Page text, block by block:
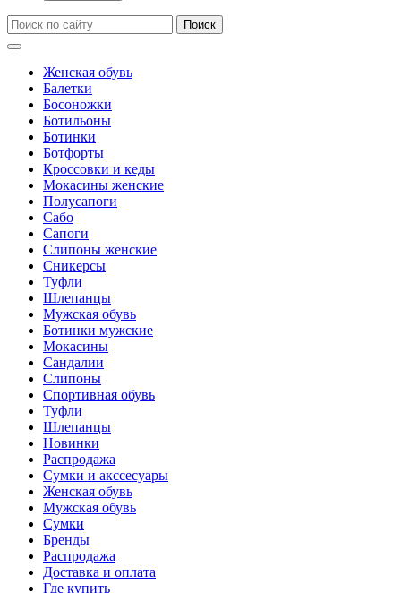
Женская обувь
Балетки
Босоножки
Ботильоны
Ботинки
Ботфорты
Кроссовки и кеды
Мокасины женские
Полусапоги
Сабо
Сапоги
Слипоны женские
Сникерсы
Туфли
Шлепанцы
Мужская обувь
Ботинки мужские
Мокасины
Сандалии
Слипоны
Спортивная обувь
Туфли
Шлепанцы
Новинки
Распродажа
Сумки и акссесуары
Женская обувь
Мужская обувь
Сумки
Бренды
Распродажа
Доставка и оплата
Где купить